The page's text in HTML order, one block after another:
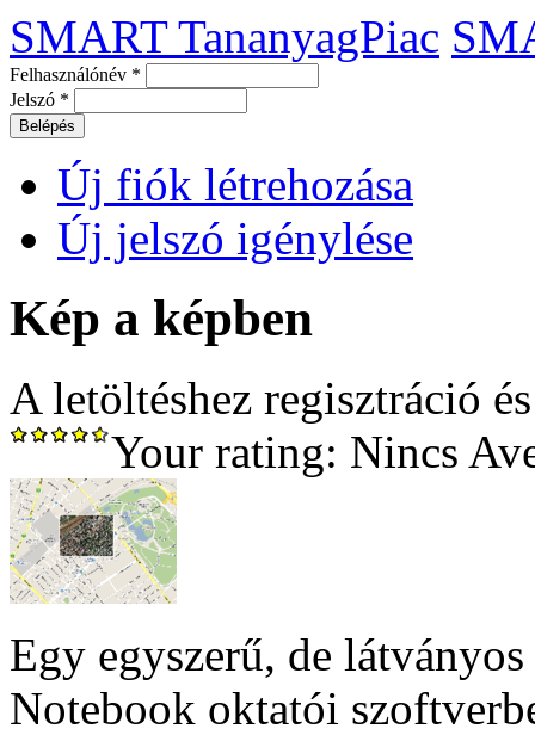
SMART TananyagPiac
Felhasználónév *
Jelszó *
Új fiók létrehozása
Új jelszó igénylése
Kép a képben
A letöltéshez regisztráció
Your rating: Nincs
Egy egyszerű, de
Notebook oktatói